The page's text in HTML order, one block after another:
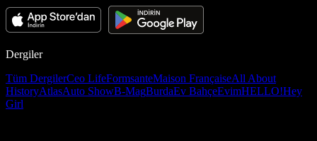
Dergiler
Tüm DergilerCeo LifeFormsanteMaison FrançaiseAll About
HistoryAtlasAuto ShowB-MagBurdaEv BahçeEvimHELLO!Hey
Girl